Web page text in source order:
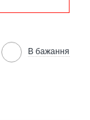
В бажання